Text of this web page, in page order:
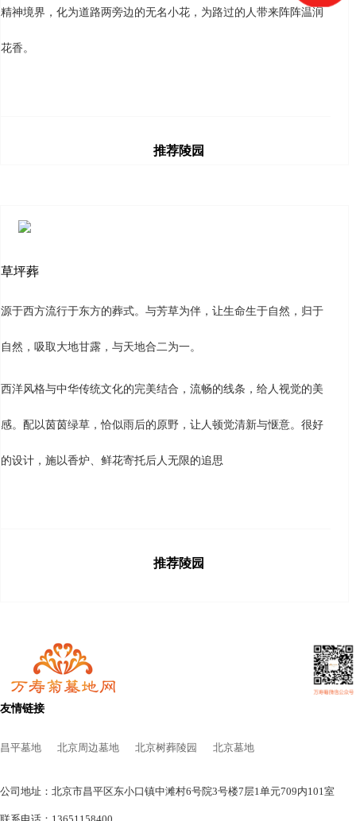
精神境界，化为道路两旁边的无名小花，为路过的人带来阵阵温润
花香。
推荐陵园
草坪葬
源于西方流行于东方的葬式。与芳草为伴，让生命生于自然，归于
自然，吸取大地甘露，与天地合二为一。
西洋风格与中华传统文化的完美结合，流畅的线条，给人视觉的美
感。配以茵茵绿草，恰似雨后的原野，让人顿觉清新与惬意。很好
的设计，施以香炉、鲜花寄托后人无限的追思
推荐陵园
友情链接
昌平墓地 北京周边墓地 北京树葬陵园 北京墓地
公司地址：北京市昌平区东小口镇中滩村6号院3号楼7层1单元709内101室